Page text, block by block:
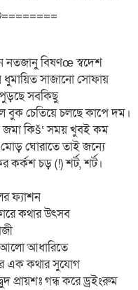
নতজানু বিষণœ স্বদেশ
ধুমায়িত সাজানো সোফায়
সবকিছু
বুক চেতিয়ে চলছে কাপে দম।
কিš‘ সময় খুবই কম
ঘোরাতে তাই জন্যে
কর্কশ চড় (!) শর্ট, শর্ট।
ফ্যাশন
কথার উৎসব
আধারিতে
এক কথার সুযোগ
প্রায়শঃ গন্ধ করে ড্রইংরুম